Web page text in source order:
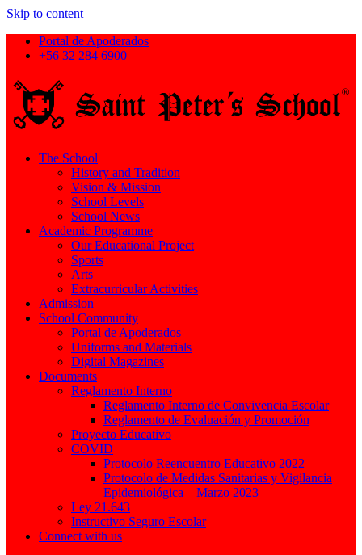
Skip to content
Portal de Apoderados
+56 32 284 6900
The School
History and Tradition
Vision & Mission
School Levels
School News
Academic Programme
Our Educational Project
Sports
Arts
Extracurricular Activities
Admission
School Community
Portal de Apoderados
Uniforms and Materials
Digital Magazines
Documents
Reglamento Interno
Reglamento Interno de Convivencia Escolar
Reglamento de Evaluación y Promoción
Proyecto Educativo
COVID
Protocolo Reencuentro Educativo 2022
Protocolo de Medidas Sanitarias y Vigilancia
Epidemiológica – Marzo 2023
Ley 21.643
Instructivo Seguro Escolar
Connect with us